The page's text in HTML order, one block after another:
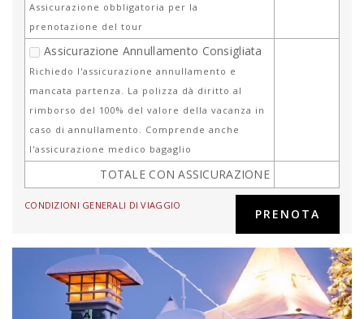
Assicurazione obbligatoria per la
prenotazione del tour
Assicurazione Annullamento Consigliata
Richiedo l'assicurazione annullamento e
mancata partenza. La polizza dà diritto al
rimborso del 100% del valore della vacanza in
caso di annullamento. Comprende anche
l'assicurazione medico bagaglio
TOTALE CON ASSICURAZIONE
CONDIZIONI GENERALI DI VIAGGIO